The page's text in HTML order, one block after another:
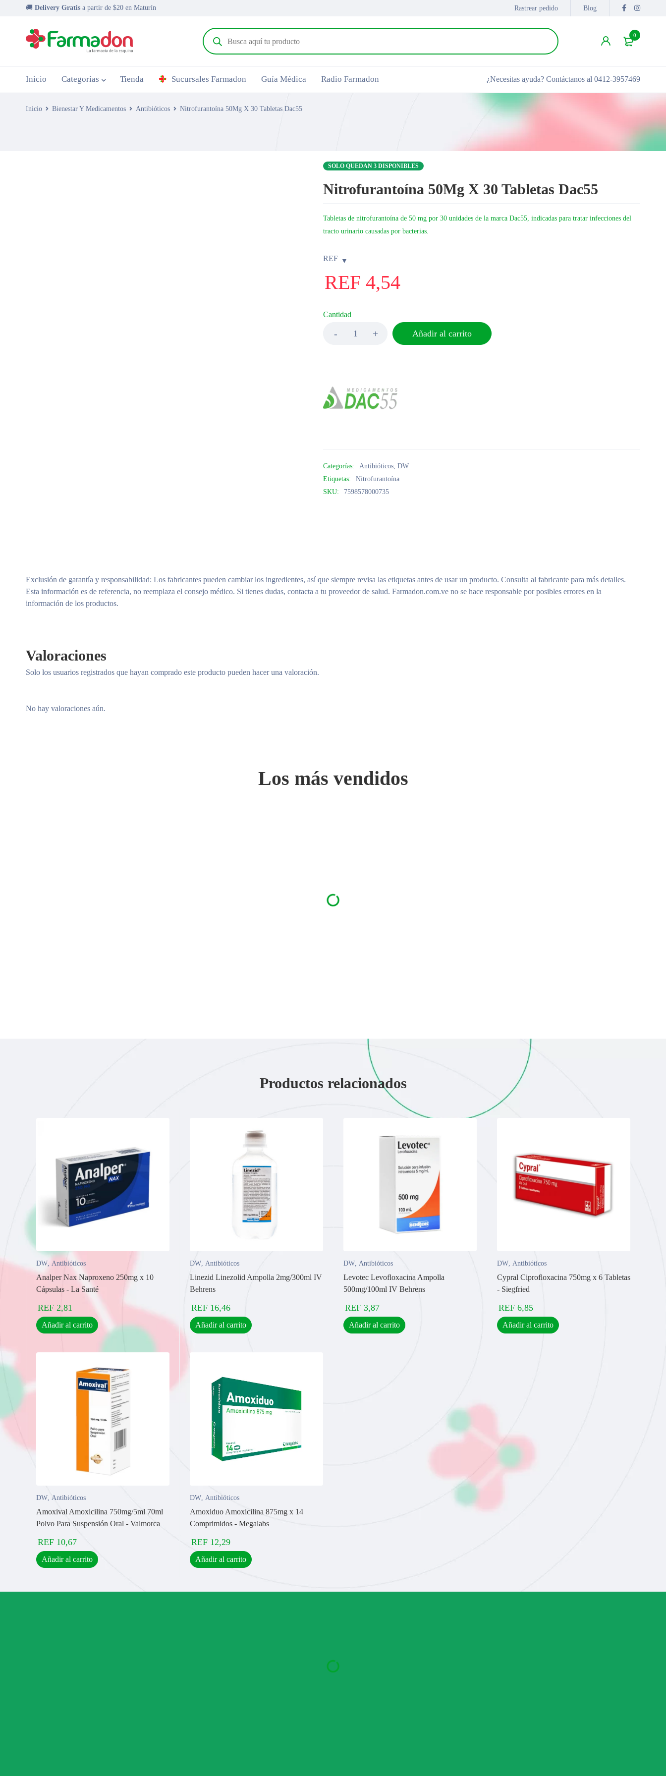
🚚 Delivery Gratis a partir de $20 en Maturín Rastrear pedido Blog
0
Inicio Categorías Tienda Sucursales Farmadon Guía Médica Radio Farmadon ¿Necesitas ayuda? Contáctanos al 0412-3957469
Inicio Bienestar Y Medicamentos Antibióticos Nitrofurantoína 50Mg X 30 Tabletas Dac55
SOLO QUEDAN 3 DISPONIBLES
Nitrofurantoína 50Mg X 30 Tabletas Dac55
Tabletas de nitrofurantoína de 50 mg por 30 unidades de la marca Dac55, indicadas para tratar infecciones del
tracto urinario causadas por bacterias.
REF
REF4,54
Cantidad
Añadir al carrito
Categorías: Antibióticos,DW
Etiquetas:
Nitrofurantoína
SKU:
7598578000735
Exclusión de garantía y responsabilidad: Los fabricantes pueden cambiar los ingredientes, así que siempre revisa las etiquetas antes de usar un producto. Consulta al fabricante para más detalles.
Esta información es de referencia, no reemplaza el consejo médico. Si tienes dudas, contacta a tu proveedor de salud. Farmadon.com.ve no se hace responsable por posibles errores en la
información de los productos.
Valoraciones
No hay valoraciones aún.
Solo los usuarios registrados que hayan comprado este producto pueden hacer una valoración.
Los más vendidos
Productos relacionados
DW, Antibióticos
Analper Nax Naproxeno 250mg x 10
Cápsulas - La Santé
REF 2,81
Añadir al carrito
DW, Antibióticos
Linezid Linezolid Ampolla 2mg/300ml IV
Behrens
REF 16,46
Añadir al carrito
DW, Antibióticos
Levotec Levofloxacina Ampolla
500mg/100ml IV Behrens
REF 3,87
Añadir al carrito
DW, Antibióticos
Cypral Ciprofloxacina 750mg x 6 Tabletas
- Siegfried
REF 6,85
Añadir al carrito
DW, Antibióticos
Amoxival Amoxicilina 750mg/5ml 70ml
Polvo Para Suspensión Oral - Valmorca
REF 10,67
Añadir al carrito
DW, Antibióticos
Amoxiduo Amoxicilina 875mg x 14
Comprimidos - Megalabs
REF 12,29
Añadir al carrito